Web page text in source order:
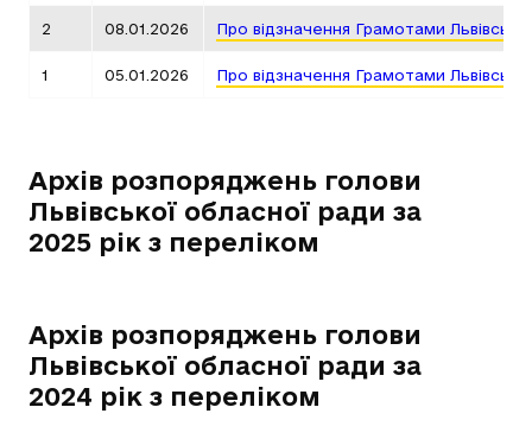
2 08.01.2026 Про відзначення Грамотами
1 05.01.2026 Про відзначення Грамотами
Архів розпоряджень голови
Львівської обласної ради за
2025 рік з переліком
Архів розпоряджень голови
Львівської обласної ради за
2024 рік з переліком